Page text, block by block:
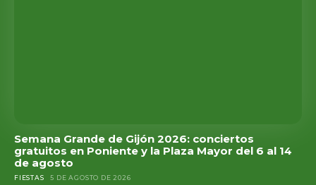
Semana Grande de Gijón 2026: conciertos
gratuitos en Poniente y la Plaza Mayor del 6 al 14
de agosto
FIESTAS 5 DE AGOSTO DE 2026